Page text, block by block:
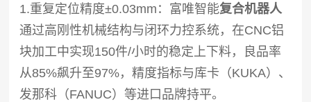
1.重复定位精度±0.03mm：富唯智能复合机器人
通过高刚性机械结构与闭环力控系统，在CNC铝
块加工中实现150件/小时的稳定上下料，良品率
从85%飙升至97%，精度指标与库卡（KUKA）、
发那科（FANUC）等进口品牌持平。